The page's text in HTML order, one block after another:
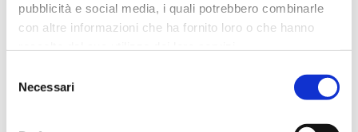
pubblicità e social media, i quali potrebbero combinarle
con altre informazioni che ha fornito loro o che hanno
delNecessari
Il punto di forza di Meta Ads è il
targeting estremamente avanzato:
puoi selezionare gli utenti per età,